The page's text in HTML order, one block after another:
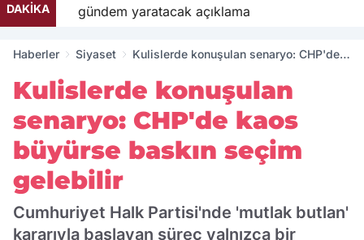
DAKİKA
gündem yaratacak açıklama
Haberler Siyaset
Kulislerde konuşulan senaryo: CHP'de
Kulislerde konuşulan
senaryo: CHP'de kaos
büyürse baskın seçim
gelebilir
Cumhuriyet Halk Partisi'nde 'mutlak butlan'
kararıyla başlayan süreç yalnızca bir